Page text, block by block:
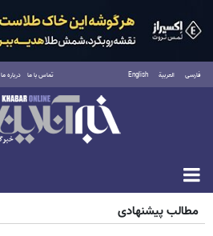
فارسی العربية English تماس با ما درباره ما
شنبه ۱۷ مرداد ۱۴۰۵
مطالب پیشنهادی